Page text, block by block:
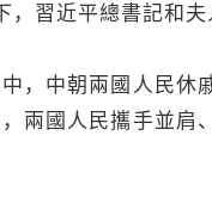
習近平總書記和夫
中朝兩國人民休
兩國人民攜手並肩